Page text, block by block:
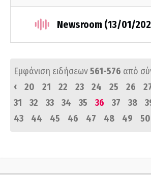
Newsroom (13/01/
Εμφάνιση ειδήσεων561-576 από
‹
20 21 22 23 24 25 26
31
32 33 34 35 36 37 38
43
44 45 46 47 48 49 50